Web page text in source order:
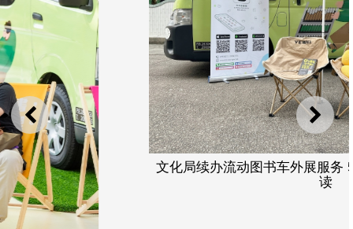
上一则 下一
文化局续办流动图书车外展服务 5月至6月走进社区推广阅